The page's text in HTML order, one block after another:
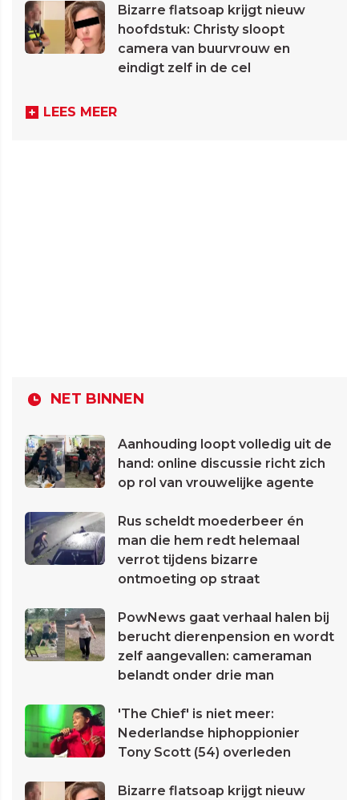
Bizarre flatsoap krijgt nieuw
hoofdstuk: Christy sloopt
camera van buurvrouw en
eindigt zelf in de cel
LEES MEER
NET BINNEN
Aanhouding loopt volledig uit de
hand: online discussie richt zich
op rol van vrouwelijke agente
Rus scheldt moederbeer én
man die hem redt helemaal
verrot tijdens bizarre
ontmoeting op straat
PowNews gaat verhaal halen bij
berucht dierenpension en wordt
zelf aangevallen: cameraman
belandt onder drie man
'The Chief' is niet meer:
Nederlandse hiphoppionier
Tony Scott (54) overleden
Bizarre flatsoap krijgt nieuw